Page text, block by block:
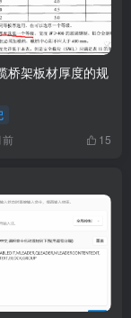
桥架板材厚度的规
前 15